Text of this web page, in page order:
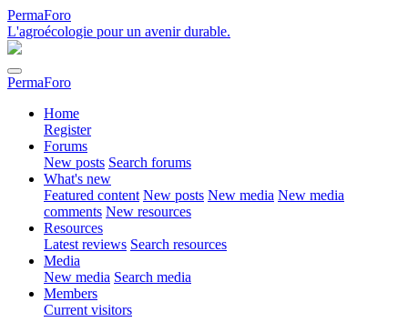
PermaForo
L'agroécologie pour un avenir durable.
PermaForo
Home
Register
Forums
New posts Search forums
What's new
Featured content New posts New media New media
comments New resources
Resources
Latest reviews Search resources
Media
New media Search media
Members
Current visitors